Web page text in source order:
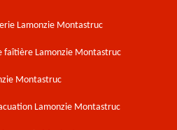
Lamonzie Montastruc
faîtière Lamonzie Montastruc
Montastruc
Lamonzie Montastruc